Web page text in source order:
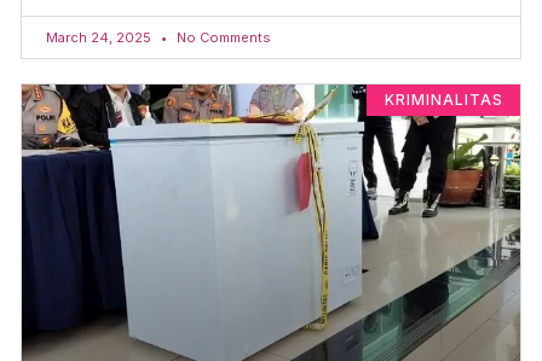
March 24, 2025 No Comments
KRIMINALITAS